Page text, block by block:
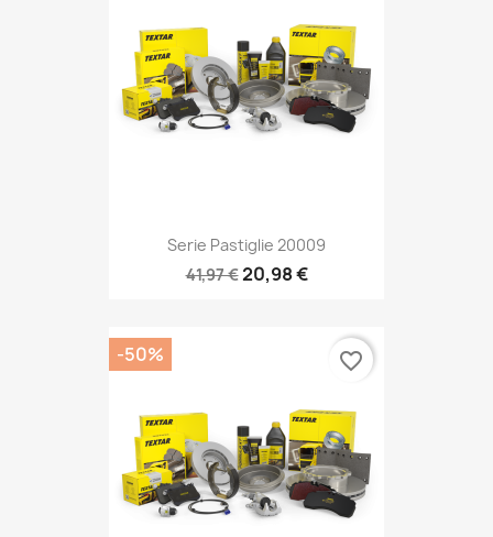
Serie Pastiglie 20009
41,97 €20,98 €
-50% favorite_border